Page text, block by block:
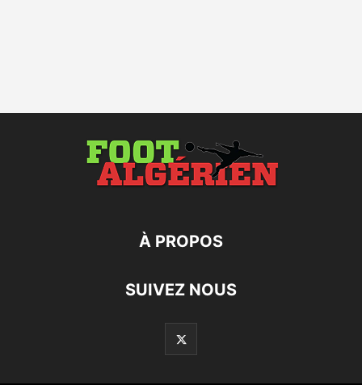
À PROPOS
SUIVEZ NOUS